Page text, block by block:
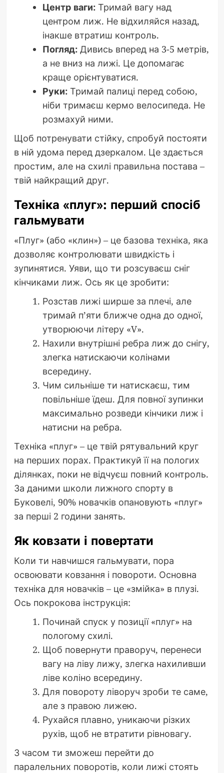
Центр ваги:Тримай вагу над
центром лиж. Не відхиляйся назад,
інакше втратиш контроль.
Погляд:Дивись вперед на 3-5 метрів,
а не вниз на лижі. Це допомагає
краще орієнтуватися.
Руки:Тримай палиці перед собою,
ніби тримаєш кермо велосипеда. Не
розмахуй ними.
Щоб потренувати стійку, спробуй постояти
в ній удома перед дзеркалом. Це здається
простим, але на схилі правильна постава –
твій найкращий друг.
Техніка «плуг»: перший спосіб
гальмувати
«Плуг» (або «клин») – це базова техніка, яка
дозволяє контролювати швидкість і
зупинятися. Уяви, що ти розсуваєш сніг
кінчиками лиж. Ось як це зробити:
Розстав лижі ширше за плечі, але
тримай п’яти ближче одна до одної,
утворюючи літеру «V».
Нахили внутрішні ребра лиж до снігу,
злегка натискаючи колінами
всередину.
Чим сильніше ти натискаєш, тим
повільніше їдеш. Для повної зупинки
максимально розведи кінчики лиж і
натисни на ребра.
Техніка «плуг» – це твій рятувальний круг
на перших порах. Практикуй її на пологих
ділянках, поки не відчуєш повний контроль.
За даними школи лижного спорту в
Буковелі, 90% новачків опановують «плуг»
за перші 2 години занять.
Як ковзати і повертати
Коли ти навчишся гальмувати, пора
освоювати ковзання і повороти. Основна
техніка для новачків – це «змійка» в плузі.
Ось покрокова інструкція:
Починай спуск у позиції «плуг» на
пологому схилі.
Щоб повернути праворуч, перенеси
вагу на ліву лижу, злегка нахиливши
ліве коліно всередину.
Для повороту ліворуч зроби те саме,
але з правою лижею.
Рухайся плавно, уникаючи різких
рухів, щоб не втратити рівновагу.
З часом ти зможеш перейти до
паралельних поворотів, коли лижі стоять